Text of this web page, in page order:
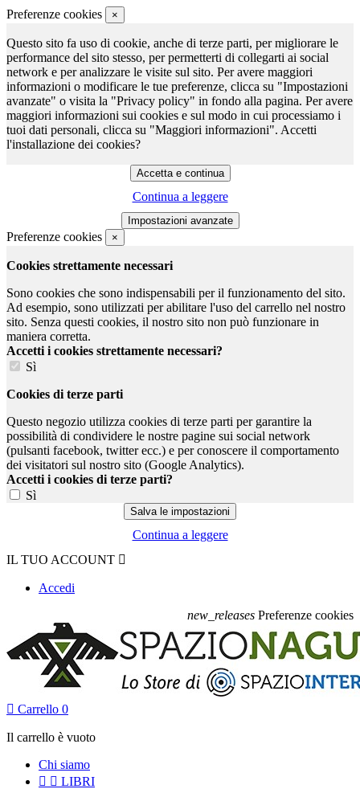
Preferenze cookies ×
Questo sito fa uso di cookie, anche di terze parti, per migliorare le
performance del sito stesso, per permetterti di collegarti ai social
network e per analizzare le visite sul sito. Per avere maggiori
informazioni o modificare le tue preferenze, clicca su "Impostazioni
avanzate" o visita la "Privacy policy" in fondo alla pagina. Per avere
maggiori informazioni sui cookies e sul modo in cui processiamo i
tuoi dati personali, clicca su "Maggiori informazioni". Accetti
l'installazione dei cookies?
Continua a leggere
Preferenze cookies ×
Cookies strettamente necessari
Sono cookies che sono indispensabili per il funzionamento del sito.
Ad esempio, sono utilizzati per abilitare l'uso del carrello nel nostro
sito. Senza questi cookies, il nostro sito non può funzionare in
maniera corretta.
Accetti i cookies strettamente necessari?
Sì
Cookies di terze parti
Questo negozio utilizza cookies di terze parti per garantire la
possibilità di condividere le nostre pagine sui social network
(pulsanti facebook, twitter ecc.) e per conoscere il comportamento
dei visitatori sul nostro sito (Google Analytics).
Accetti i cookies di terze parti?
Sì
Continua a leggere
IL TUO ACCOUNT 
Accedi
new_releases Preferenze cookies
 Carrello 0
Il carrello è vuoto
Chi siamo
  LIBRI